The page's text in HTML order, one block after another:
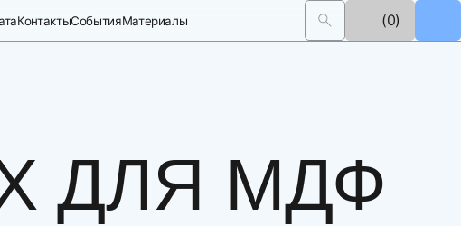
КонтактыСобытияМатериалы (0)
ДЛЯ МДФ